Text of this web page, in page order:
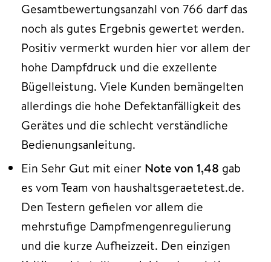
Gesamtbewertungsanzahl von 766 darf das
noch als gutes Ergebnis gewertet werden.
Positiv vermerkt wurden hier vor allem der
hohe Dampfdruck und die exzellente
Bügelleistung. Viele Kunden bemängelten
allerdings die hohe Defektanfälligkeit des
Gerätes und die schlecht verständliche
Bedienungsanleitung.
Ein Sehr Gut mit einer Note von 1,48 gab
es vom Team von haushaltsgeraetetest.de.
Den Testern gefielen vor allem die
mehrstufige Dampfmengenregulierung
und die kurze Aufheizzeit. Den einzigen